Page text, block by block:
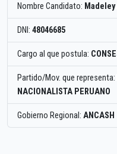
Nombre Candidato:
DNI: 48046685
Cargo al que postula:
Partido/Mov. que representa:
NACIONALISTA PERUANO
Gobierno Regional: ANCASH